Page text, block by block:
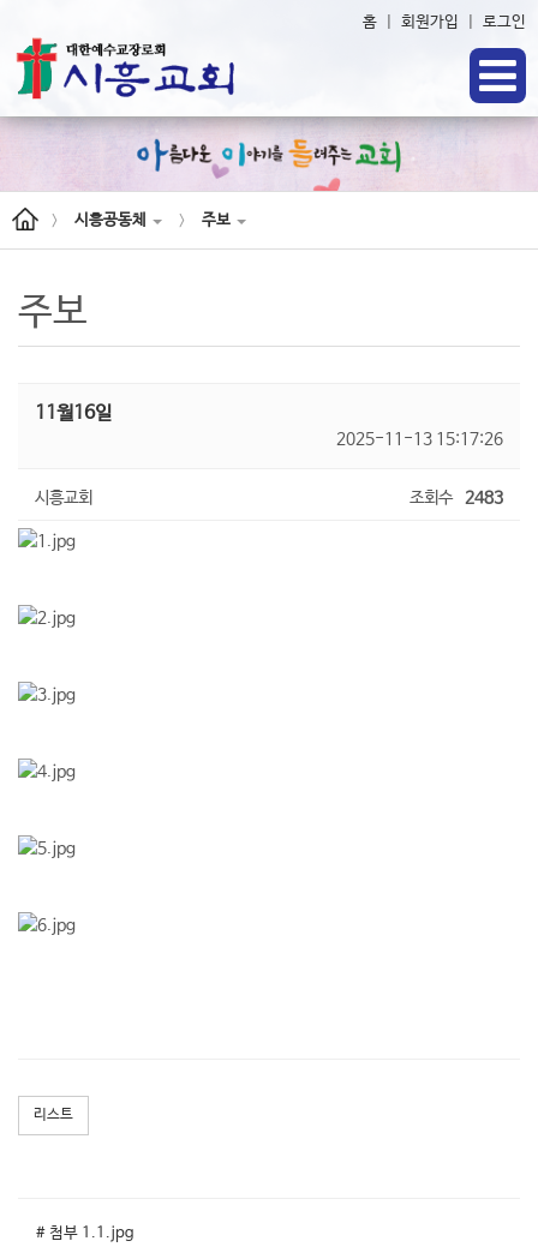
홈 회원가입 로그인
> 시흥공동체 > 주보
주보
11월16일
2025-11-13 15:17:26
시흥교회 조회수 2483
리스트
# 첨부 1.1.jpg